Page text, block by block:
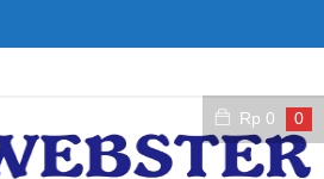
Rp 0 0